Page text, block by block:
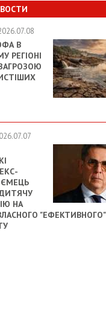
В
РЕГІОНІ
ЄМЕЦЬ
НА
"ЕФЕКТИВНОГО"